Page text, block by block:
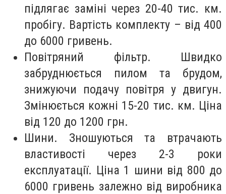
підлягає заміні через 20-40 тис. км.
пробігу. Вартість комплекту – від 400
до 6000 гривень.
Повітряний фільтр. Швидко
забруднюється пилом та брудом,
знижуючи подачу повітря у двигун.
Змінюється кожні 15-20 тис. км. Ціна
від 120 до 1200 грн.
Шини. Зношуються та втрачають
властивості через 2-3 роки
експлуатації. Ціна 1 шини від 800 до
6000 гривень залежно від виробника